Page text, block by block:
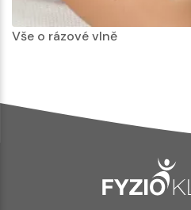
Vše o rázové vlně